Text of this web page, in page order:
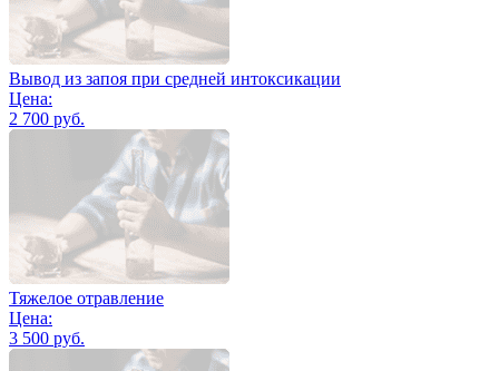
Вывод из запоя при средней интоксикации
Цена:
2 700 руб.
Тяжелое отравление
Цена:
3 500 руб.